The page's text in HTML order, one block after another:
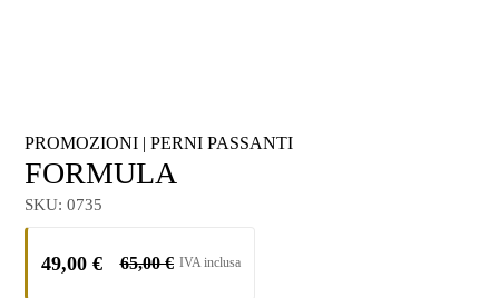
PROMOZIONI| PERNI PASSANTI
FORMULA
SKU: 0735
65,00€
49,00 €